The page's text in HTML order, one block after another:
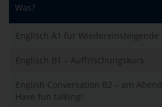
Was?
Englisch A1 für Wiedereinsteigende
Englisch B1 – Auffrischungskurs
English Conversation B2 – am Abend
Have fun talking!